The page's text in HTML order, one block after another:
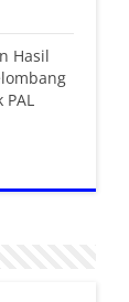
Hasil
PAL